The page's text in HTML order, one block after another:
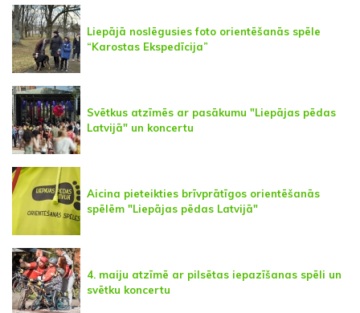
Liepājā noslēgusies foto orientēšanās spēle
“Karostas Ekspedīcija”
Svētkus atzīmēs ar pasākumu "Liepājas pēdas
Latvijā" un koncertu
Aicina pieteikties brīvprātīgos orientēšanās
spēlēm "Liepājas pēdas Latvijā"
4. maiju atzīmē ar pilsētas iepazīšanas spēli un
svētku koncertu